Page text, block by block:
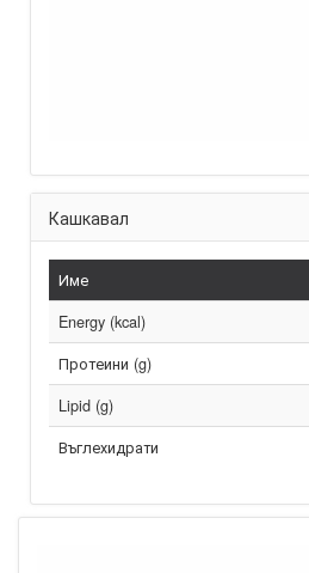
Кашкавал
Име
Energy (kcal)
Протеини (g)
Lipid (g)
Въглехидрати